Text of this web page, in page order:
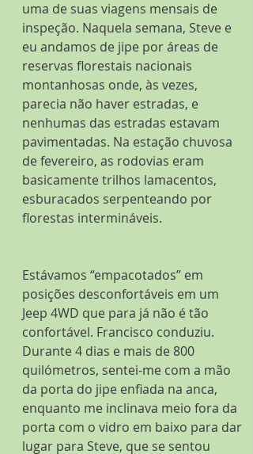
uma de suas viagens mensais de
inspeção. Naquela semana, Steve e
eu andamos de jipe por áreas de
reservas florestais nacionais
montanhosas onde, às vezes,
parecia não haver estradas, e
nenhumas das estradas estavam
pavimentadas. Na estação chuvosa
de fevereiro, as rodovias eram
basicamente trilhos lamacentos,
esburacados serpenteando por
florestas intermináveis.
Estávamos “empacotados” em
posições desconfortáveis em um
Jeep 4WD que para já não é tão
confortável. Francisco conduziu.
Durante 4 dias e mais de 800
quilómetros, sentei-me com a mão
da porta do jipe enfiada na anca,
enquanto me inclinava meio fora da
porta com o vidro em baixo para dar
lugar para Steve, que se sentou